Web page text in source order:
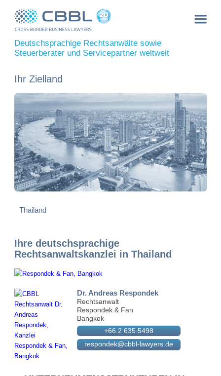
Deutschsprachige Rechtsanwälte sowie
Steuerberater und Servicepartner weltweit
Ihr Zielland
Ihre deutschsprachige
Rechtsanwaltskanzlei in Thailand
Dr. Andreas Respondek
Rechtsanwalt
Respondek & Fan
Bangkok
+66 2 635 5498
respondek@cbbl-lawyers.de